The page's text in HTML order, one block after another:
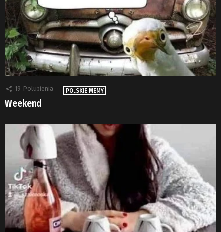
19 Polubienia POLSKIE MEMY
Weekend